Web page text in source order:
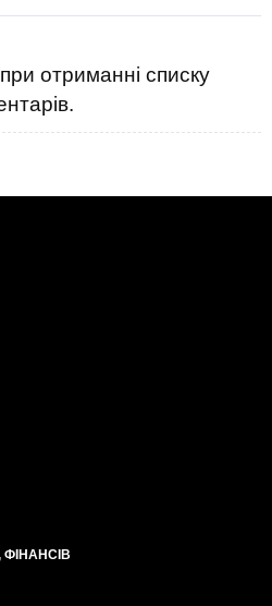
отриманні списку